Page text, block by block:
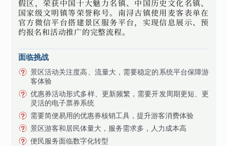
假区，荣获中国十大魅力名镇、中国历史文化名镇、
国家级文明镇等荣誉称号。南浔古镇使用麦客表单在
官方微信平台搭建景区服务平台，实现信息展示、预
约报名和活动推广的完整流程。
面临挑战
景区活动关注度高、流量大，需要稳定的系统平台保障游
客体验
优惠券活动形式多样、更新频繁，需要开发周期更短、更
灵活的电子票券系统
需要简便易用的优惠券核销工具，提升游客消费体验
景区游客和居民体量大，服务需求多，人力成本高
便民服务面临数字化转型